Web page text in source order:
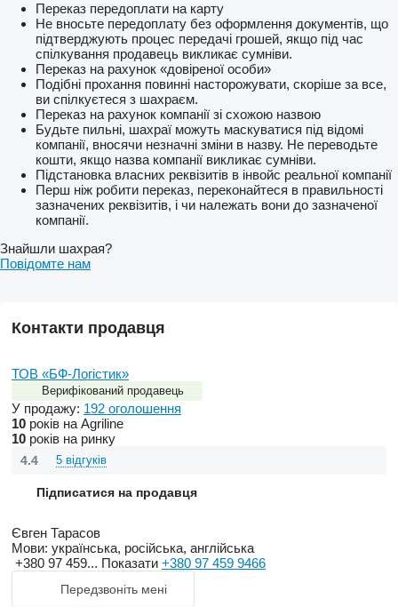
Переказ передоплати на карту
Не вносьте передоплату без оформлення документів, що
підтверджують процес передачі грошей, якщо під час
спілкування продавець викликає сумніви.
Переказ на рахунок «довіреної особи»
Подібні прохання повинні насторожувати, скоріше за все,
ви спілкуєтеся з шахраєм.
Переказ на рахунок компанії зі схожою назвою
Будьте пильні, шахраї можуть маскуватися під відомі
компанії, вносячи незначні зміни в назву. Не переводьте
кошти, якщо назва компанії викликає сумніви.
Підстановка власних реквізитів в інвойс реальної компанії
Перш ніж робити переказ, переконайтеся в правильності
зазначених реквізитів, і чи належать вони до зазначеної
компанії.
Знайшли шахрая?
Повідомте нам
Контакти продавця
ТОВ «БФ-Логістик»
Верифікований продавець
У продажу: 192 оголошення
10 років на Agriline
10 років на ринку
4.4 5 відгуків
Підписатися на продавця
Євген Тарасов
Мови: українська, російська, англійська
+380 97 459... Показати +380 97 459 9466
Передзвоніть мені